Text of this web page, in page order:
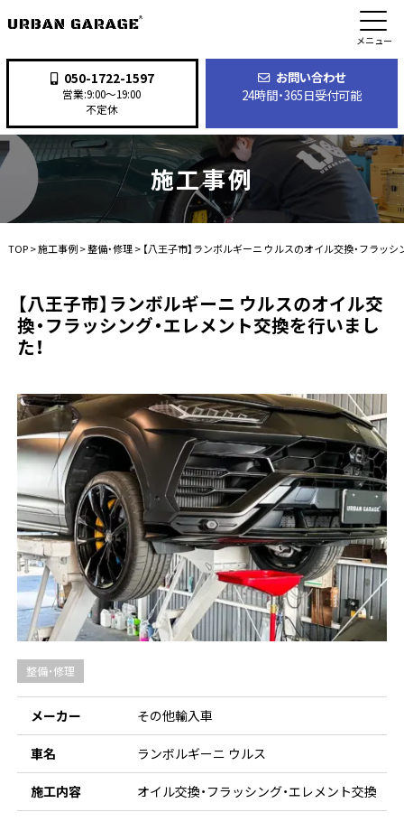
メニュー
050-1722-1597
営業:9:00〜19:00
不定休
お問い合わせ
24時間・365日受付可能
施工事例
TOP>施工事例>整備・修理> 【八王子市】ランボルギーニ ウルスのオイル交換・フラッ
【八王子市】ランボルギーニ ウルスのオイル交
換・フラッシング・エレメント交換を行いまし
た！
整備・修理
メーカー その他輸入車
車名 ランボルギーニ ウルス
施工内容 オイル交換・フラッシング・エレメント交換